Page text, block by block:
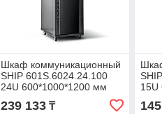
Шкаф коммуникационный
SHIP 601S.6024.24.100
24U 600*1000*1200 мм
239 133₸
15U